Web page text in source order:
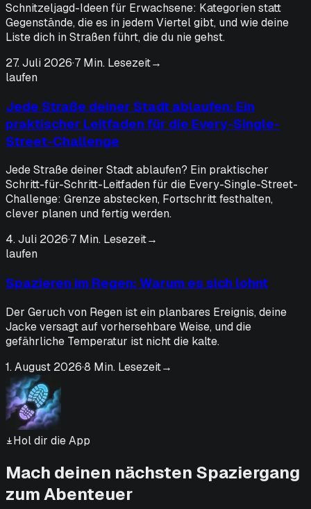
Schnitzeljagd-Ideen für Erwachsene: Kategorien statt
Gegenstände, die es in jedem Viertel gibt, und wie deine
Liste dich in Straßen führt, die du nie gehst.
27. Juli 2026·7 Min. Lesezeit→
laufen
Jede Straße deiner Stadt ablaufen: Ein
praktischer Leitfaden für die Every-Single-
Street-Challenge
Jede Straße deiner Stadt ablaufen? Ein praktischer
Schritt-für-Schritt-Leitfaden für die Every-Single-Street-
Challenge: Grenze abstecken, Fortschritt festhalten,
clever planen und fertig werden.
4. Juli 2026·7 Min. Lesezeit→
laufen
Spazieren im Regen: Warum es sich lohnt
Der Geruch von Regen ist ein planbares Ereignis, deine
Jacke versagt auf vorhersehbare Weise, und die
gefährliche Temperatur ist nicht die kalte.
1. August 2026·8 Min. Lesezeit→
Hol dir die App
Mach deinen nächsten Spaziergang
zum Abenteuer